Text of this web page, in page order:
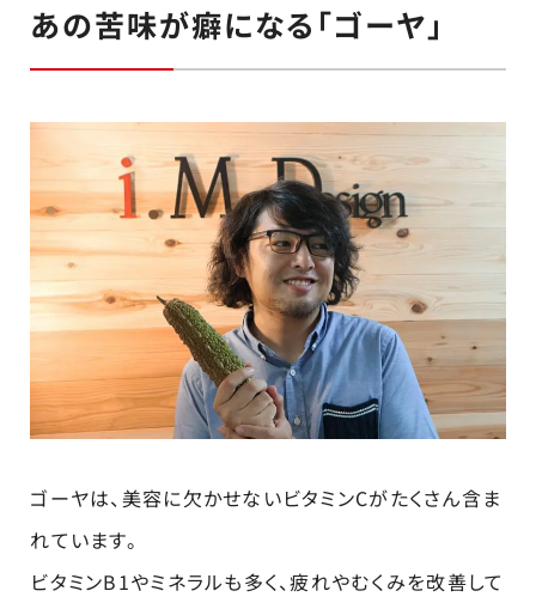
あの苦味が癖になる「ゴーヤ」
ゴーヤは、美容に欠かせないビタミンCがたくさん含ま
れています。
ビタミンB1やミネラルも多く、疲れやむくみを改善して